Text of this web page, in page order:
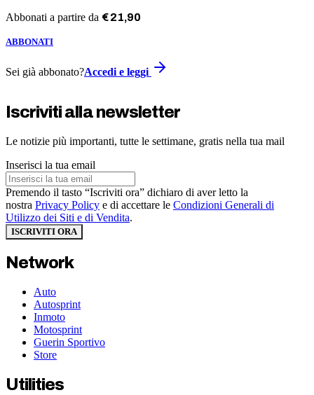
Abbonati a partire da €21,90
ABBONATI
Sei già abbonato?Accedi e leggi
Iscriviti alla newsletter
Le notizie più importanti, tutte le settimane, gratis nella tua mail
Inserisci la tua email
Premendo il tasto “Iscriviti ora” dichiaro di aver letto la
nostra Privacy Policy e di accettare le Condizioni Generali di
Utilizzo dei Siti e di Vendita.
ISCRIVITI ORA
Network
Auto
Autosprint
Inmoto
Motosprint
Guerin Sportivo
Store
Utilities